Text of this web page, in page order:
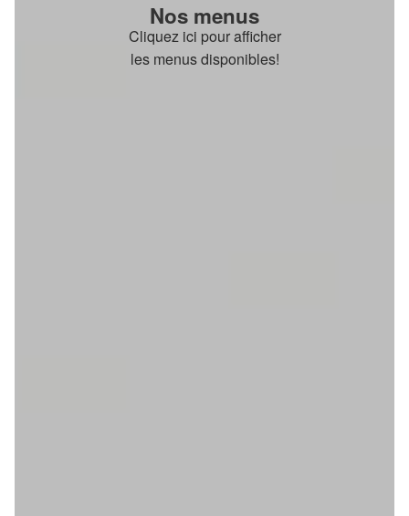
Nos menus
Cliquez ici pour afficher
les menus disponibles!